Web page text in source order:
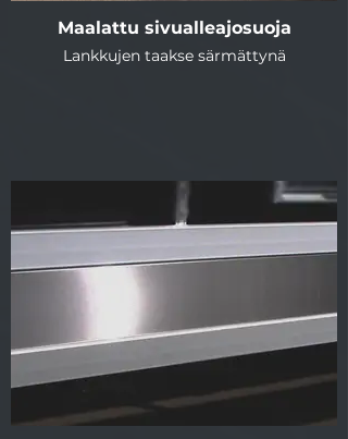
Maalattu sivualleajosuoja
Lankkujen taakse särmättynä